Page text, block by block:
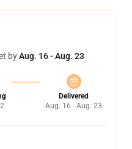
byAug. 16 - Aug. 23
Delivered
Aug. 16 - Aug. 23